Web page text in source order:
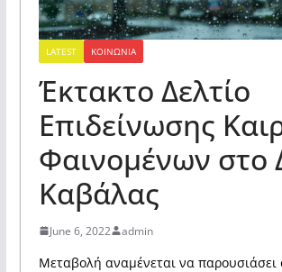
LATEST ΚΟΙΝΩΝΙΑ
Έκτακτο Δελτίο
Επιδείνωσης
Φαινομένων στο
Καβάλας
June 6, 2022 admin
Μεταβολή αναμένεται να παρουσιάσει